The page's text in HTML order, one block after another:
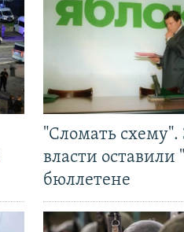
"Сломать схему".
власти оставили
бюллетене